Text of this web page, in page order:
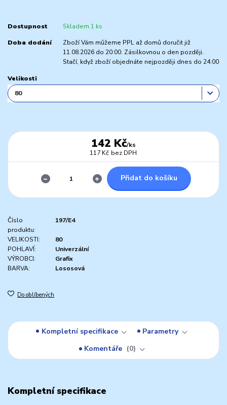
Dostupnost Skladem 1 ks
Doba dodání
Zboží Vám můžeme PPL až domů doručit již
11.08.2026 do 20:00. Zásilkovnou o den později.
Stačí, když zboží objednáte nejpozději dnes do 24:00
Velikosti
142 Kč/ks
117 Kč bez DPH
Přidat do košíku
Číslo
produktu:
197/E4
VELIKOSTI:
80
POHLAVÍ:
Univerzální
VÝROBCI:
Grafix
BARVA:
Lososová
Do oblíbených
Kompletní specifikace
Parametry
Komentáře
0
Kompletní specifikace